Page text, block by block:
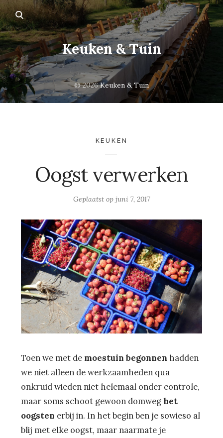
Keuken & Tuin
© 2026Keuken & Tuin
KEUKEN
Oogst verwerken
Geplaatst op juni 7, 2017
Toen we met de moestuin begonnen hadden
we niet alleen de werkzaamheden qua
onkruid wieden niet helemaal onder controle,
maar soms schoot gewoon domweghet
oogsten erbij in. In het begin ben je sowieso al
blij met elke oogst, maar naarmate je